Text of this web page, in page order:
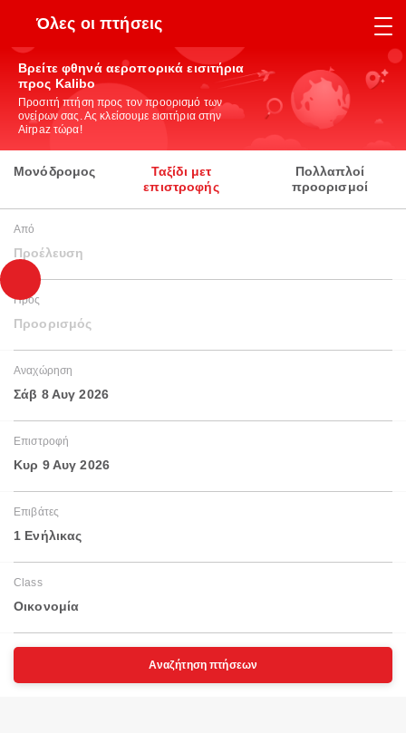
Όλες οι πτήσεις
Βρείτε φθηνά αεροπορικά εισιτήρια
προς Kalibo
Προσιτή πτήση προς τον προορισμό των
ονείρων σας. Ας κλείσουμε εισιτήρια στην
Airpaz τώρα!
Μονόδρομος
Ταξίδι μετ
επιστροφής
Πολλαπλοί
προορισμοί
Από
Προέλευση
Προς
Προορισμός
Αναχώρηση
Σάβ 8 Αυγ 2026
Επιστροφή
Κυρ 9 Αυγ 2026
Επιβάτες
1 Ενήλικας
Class
Οικονομία
Αναζήτηση πτήσεων